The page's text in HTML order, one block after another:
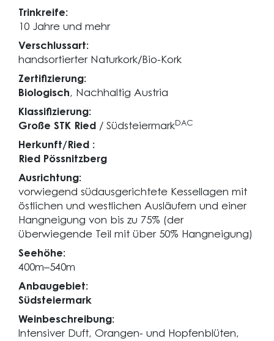
Trinkreife:
10 Jahre und mehr
Verschlussart:
handsortierter Naturkork/Bio-Kork
Zertifizierung:
Biologisch, Nachhaltig Austria
Klassifizierung:
Große STK Ried / SüdsteiermarkDAC
Herkunft/Ried :
Ried Pössnitzberg
Ausrichtung:
vorwiegend südausgerichtete Kessellagen mit
östlichen und westlichen Ausläufern und einer
Hangneigung von bis zu 75% (der
überwiegende Teil mit über 50% Hangneigung)
Seehöhe:
400m–540m
Anbaugebiet:
Südsteiermark
Weinbeschreibung:
Intensiver Duft, Orangen- und Hopfenblüten,